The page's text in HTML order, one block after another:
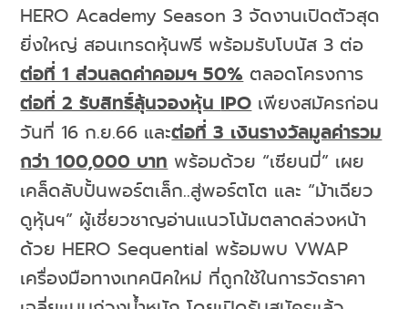
HERO Academy Season 3 จัดงานเปิดตัวสุด
ยิ่งใหญ่ สอนเทรดหุ้นฟรี พร้อมรับโบนัส 3 ต่อ
ต่อที่ 1 ส่วนลดค่าคอมฯ 50% ตลอดโครงการ
ต่อที่ 2 รับสิทธิ์ลุ้นจองหุ้น IPO เพียงสมัครก่อน
วันที่ 16 ก.ย.66 และต่อที่ 3 เงินรางวัลมูลค่ารวม
กว่า 100,000 บาท พร้อมด้วย “เซียนมี่” เผย
เคล็ดลับปั้นพอร์ตเล็ก..สู่พอร์ตโต และ “ม้าเฉียว
ดูหุ้นฯ” ผู้เชี่ยวชาญอ่านแนวโน้มตลาดล่วงหน้า
ด้วย HERO Sequential พร้อมพบ VWAP
เครื่องมือทางเทคนิคใหม่ ที่ถูกใช้ในการวัดราคา